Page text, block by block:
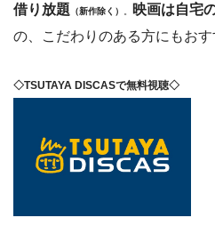
借り放題 （新作除く） 映画は自宅
の、こだわりのある方にもおす
◇TSUTAYA DISCASで無料視聴◇